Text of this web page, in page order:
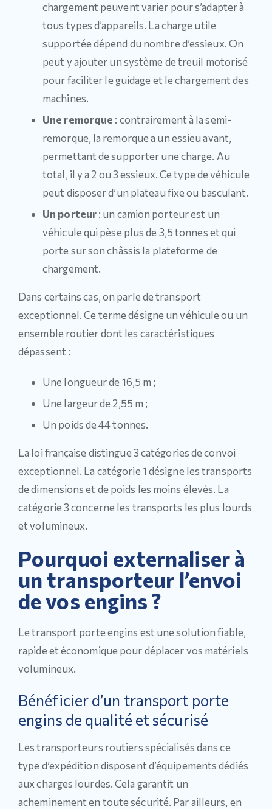
chargement peuvent varier pour s’adapter à
tous types d’appareils. La charge utile
supportée dépend du nombre d’essieux. On
peut y ajouter un système de treuil motorisé
pour faciliter le guidage et le chargement des
machines.
Une remorque : contrairement à la semi-
remorque, la remorque a un essieu avant,
permettant de supporter une charge. Au
total, il y a 2 ou 3 essieux. Ce type de véhicule
peut disposer d’un plateau fixe ou basculant.
Un porteur: un camion porteur est un
véhicule qui pèse plus de 3,5 tonnes et qui
porte sur son châssis la plateforme de
chargement.
Dans certains cas, on parle de transport
exceptionnel. Ce terme désigne un véhicule ou un
ensemble routier dont les caractéristiques
dépassent :
Une longueur de 16,5 m ;
Une largeur de 2,55 m ;
Un poids de 44 tonnes.
La loi française distingue 3 catégories de convoi
exceptionnel. La catégorie 1 désigne les transports
de dimensions et de poids les moins élevés. La
catégorie 3 concerne les transports les plus lourds
et volumineux.
Pourquoi externaliser à
un transporteur l’envoi
de vos engins ?
Le transport porte engins est une solution fiable,
rapide et économique pour déplacer vos matériels
volumineux.
Bénéficier d’un transport porte
engins de qualité et sécurisé
Les transporteurs routiers spécialisés dans ce
type d’expédition disposent d’équipements dédiés
aux charges lourdes. Cela garantit un
acheminement en toute sécurité. Par ailleurs, en